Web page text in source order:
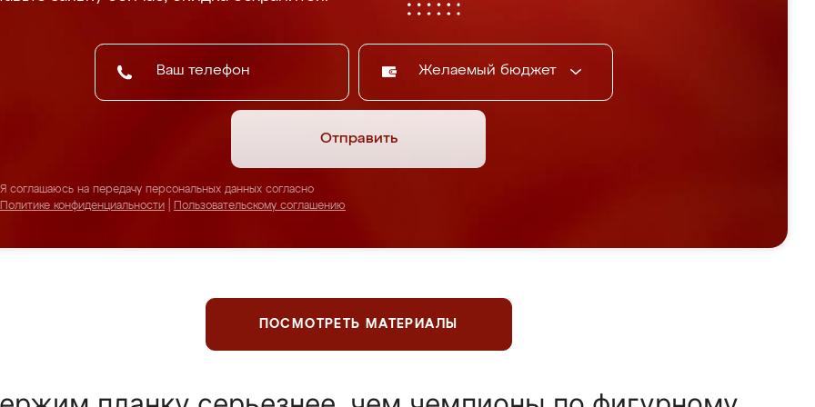
Желаемый бюджет
Отправить
Я соглашаюсь на передачу персональных данных согласно
Политике конфиденциальности
Пользовательскому соглашению
ПОСМОТРЕТЬ МАТЕРИАЛЫ